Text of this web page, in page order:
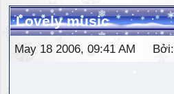
Lovely music
May 18 2006, 09:41 AM Bởi: